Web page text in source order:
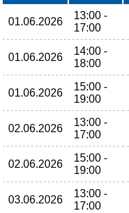
01.06.2026
13:00 -
17:00
01.06.2026
14:00 -
18:00
01.06.2026
15:00 -
19:00
02.06.2026
13:00 -
17:00
02.06.2026
15:00 -
19:00
03.06.2026
13:00 -
17:00